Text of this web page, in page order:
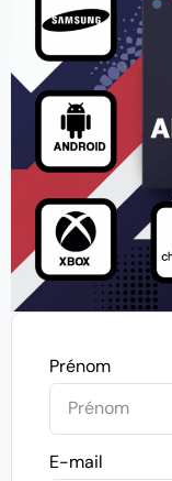
Prénom
E-mail